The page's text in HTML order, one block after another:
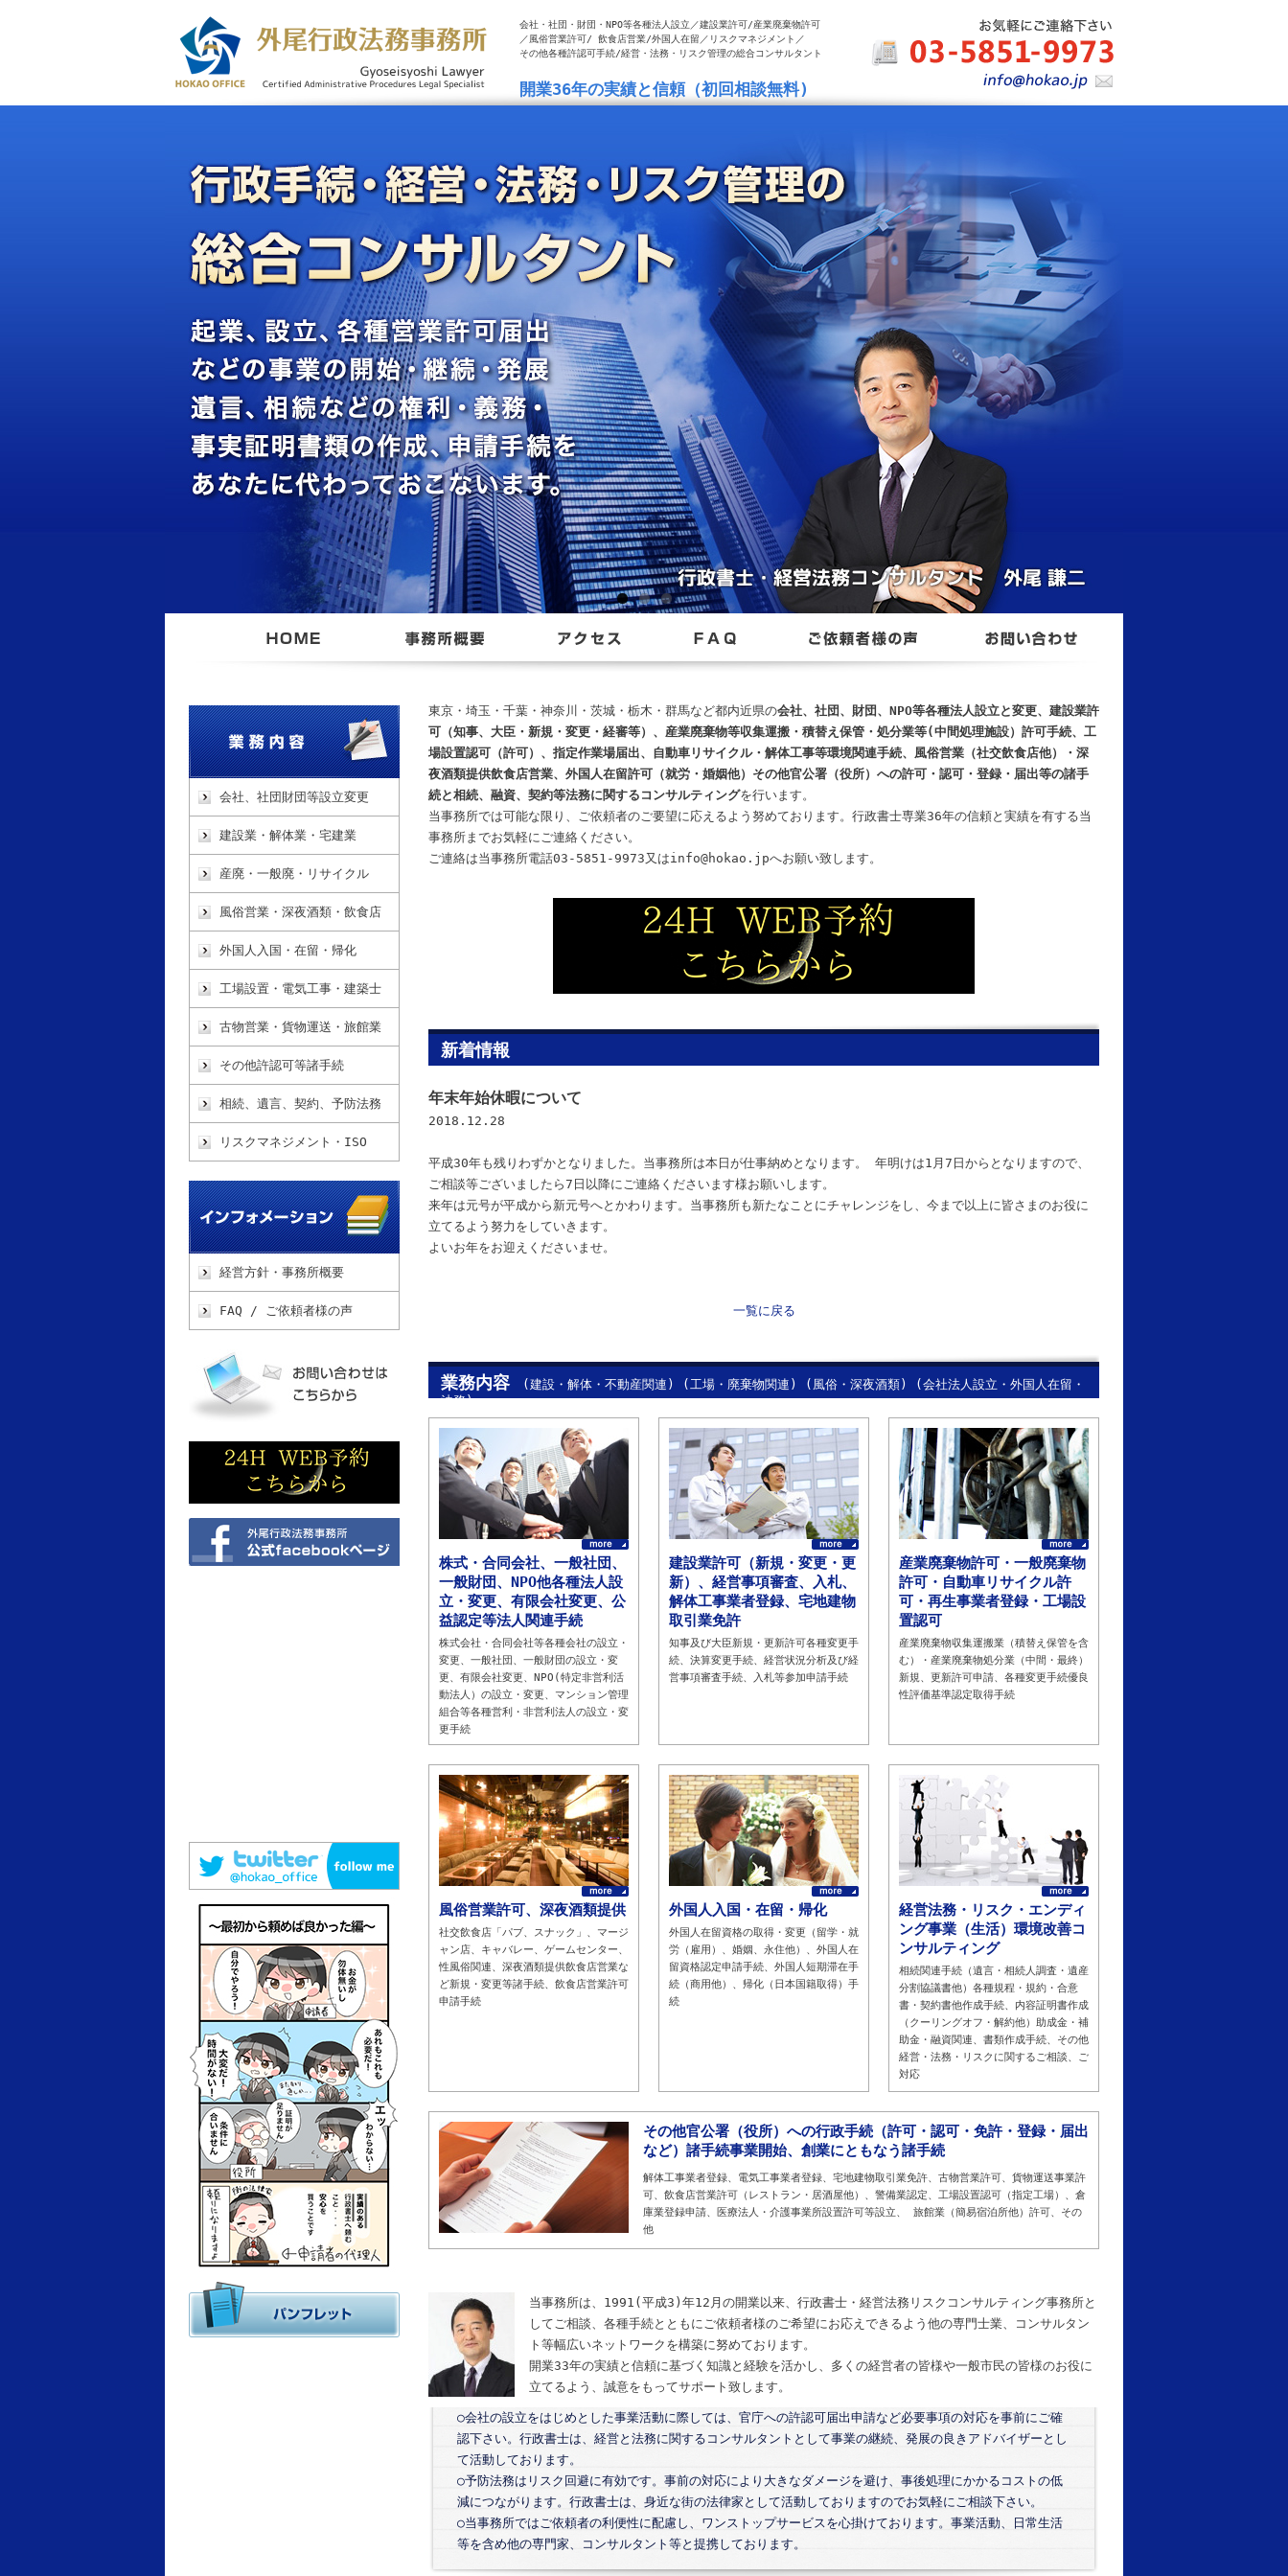
会社・社団・財団・NPO等各種法人設立／建設業許可/産業廃棄物許可
／風俗営業許可/ 飲食店営業/外国人在留／リスクマネジメント／
その他各種許認可手続/経営・法務・リスク管理の総合コンサルタント
開業36年の実績と信頼（初回相談無料)
会社、社団財団等設立変更
建設業・解体業・宅建業
産廃・一般廃・リサイクル
風俗営業・深夜酒類・飲食店
外国人入国・在留・帰化
工場設置・電気工事・建築士
古物営業・貨物運送・旅館業
その他許認可等諸手続
相続、遺言、契約、予防法務
リスクマネジメント・ISO
経営方針・事務所概要
FAQ / ご依頼者様の声
東京・埼玉・千葉・神奈川・茨城・栃木・群馬など都内近県の会社、社団、財団、NPO等各種法人設立と変更、建設業許
可（知事、大臣・新規・変更・経審等）、産業廃棄物等収集運搬・積替え保管・処分業等(中間処理施設）許可手続、工
場設置認可（許可）、指定作業場届出、自動車リサイクル・解体工事等環境関連手続、風俗営業（社交飲食店他）・深
夜酒類提供飲食店営業、外国人在留許可（就労・婚姻他）その他官公署（役所）への許可・認可・登録・届出等の諸手
続と相続、融資、契約等法務に関するコンサルティングを行います。
当事務所では可能な限り、ご依頼者のご要望に応えるよう努めております。行政書士専業36年の信頼と実績を有する当
事務所までお気軽にご連絡ください。
ご連絡は当事務所電話03-5851-9973又はinfo@hokao.jpへお願い致します。
新着情報
年末年始休暇について
2018.12.28
平成30年も残りわずかとなりました。当事務所は本日が仕事納めとなります。 年明けは1月7日からとなりますので、
ご相談等ございましたら7日以降にご連絡くださいます様お願いします。
来年は元号が平成から新元号へとかわります。当事務所も新たなことにチャレンジをし、今まで以上に皆さまのお役に
立てるよう努力をしていきます。
よいお年をお迎えくださいませ。
一覧に戻る
業務内容 (建設・解体・不動産関連) (工場・廃棄物関連) (風俗・深夜酒類) (会社法人設立・外国人在留・
法務)
株式・合同会社、一般社団、
一般財団、NPO他各種法人設
立・変更、有限会社変更、公
益認定等法人関連手続
株式会社・合同会社等各種会社の設立・
変更、一般社団、一般財団の設立・変
更、有限会社変更、NPO(特定非営利活
動法人）の設立・変更、マンション管理
組合等各種営利・非営利法人の設立・変
更手続
建設業許可（新規・変更・更
新）、経営事項審査、入札、
解体工事業者登録、宅地建物
取引業免許
知事及び大臣新規・更新許可各種変更手
続、決算変更手続、経営状況分析及び経
営事項審査手続、入札等参加申請手続
産業廃棄物許可・一般廃棄物
許可・自動車リサイクル許
可・再生事業者登録・工場設
置認可
産業廃棄物収集運搬業（積替え保管を含
む）・産業廃棄物処分業（中間・最終）
新規、更新許可申請、各種変更手続優良
性評価基準認定取得手続
風俗営業許可、深夜酒類提供
社交飲食店「パブ、スナック」、マージ
ャン店、キャバレー、ゲームセンター、
性風俗関連、深夜酒類提供飲食店営業な
ど新規・変更等諸手続、飲食店営業許可
申請手続
外国人入国・在留・帰化
外国人在留資格の取得・変更（留学・就
労（雇用）、婚姻、永住他）、外国人在
留資格認定申請手続、外国人短期滞在手
続（商用他）、帰化（日本国籍取得）手
続
経営法務・リスク・エンディ
ング事業（生活）環境改善コ
ンサルティング
相続関連手続（遺言・相続人調査・遺産
分割協議書他）各種規程・規約・合意
書・契約書他作成手続、内容証明書作成
（クーリングオフ・解約他）助成金・補
助金・融資関連、書類作成手続、その他
経営・法務・リスクに関するご相談、ご
対応
その他官公署（役所）への行政手続（許可・認可・免許・登録・届出
など）諸手続事業開始、創業にともなう諸手続
解体工事業者登録、電気工事業者登録、宅地建物取引業免許、古物営業許可、貨物運送事業許
可、飲食店営業許可（レストラン・居酒屋他）、警備業認定、工場設置認可（指定工場）、倉
庫業登録申請、医療法人・介護事業所設置許可等設立、 旅館業（簡易宿泊所他）許可、その
他
当事務所は、1991(平成3)年12月の開業以来、行政書士・経営法務リスクコンサルティング事務所と
してご相談、各種手続とともにご依頼者様のご希望にお応えできるよう他の専門士業、コンサルタン
ト等幅広いネットワークを構築に努めております。
開業33年の実績と信頼に基づく知識と経験を活かし、多くの経営者の皆様や一般市民の皆様のお役に
立てるよう、誠意をもってサポート致します。
○会社の設立をはじめとした事業活動に際しては、官庁への許認可届出申請など必要事項の対応を事前にご確
認下さい。行政書士は、経営と法務に関するコンサルタントとして事業の継続、発展の良きアドバイザーとし
て活動しております。
○予防法務はリスク回避に有効です。事前の対応により大きなダメージを避け、事後処理にかかるコストの低
減につながります。行政書士は、身近な街の法律家として活動しておりますのでお気軽にご相談下さい。
○当事務所ではご依頼者の利便性に配慮し、ワンストップサービスを心掛けております。事業活動、日常生活
等を含め他の専門家、コンサルタント等と提携しております。